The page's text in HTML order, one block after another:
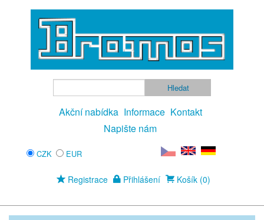
Akční nabídka Informace Kontakt
Napište nám
CZK EUR
Registrace Přihlášení Košík (0)